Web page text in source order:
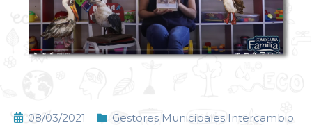
08/03/2021
Gestores Municipales Intercambio